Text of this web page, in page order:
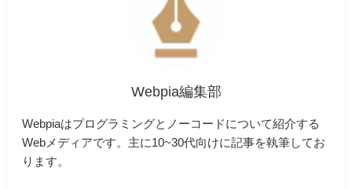
Webpia編集部
Webpiaはプログラミングとノーコードについて紹介する
Webメディアです。主に10~30代向けに記事を執筆してお
ります。